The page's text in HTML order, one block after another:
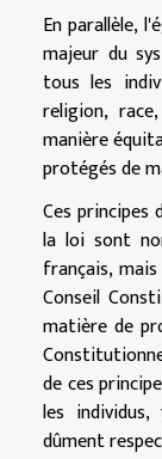
En parallèle,
majeur du
tous les
religion,
manière
protégés de
Ces
la loi sont
français,
Conseil
matière de
de ces
les
dûment